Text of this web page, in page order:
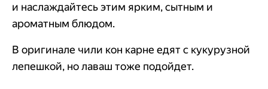
и наслаждайтесь этим ярким, сытным и
ароматным блюдом.
В оригинале чили кон карне едят с кукурузной
лепешкой, но лаваш тоже подойдет.